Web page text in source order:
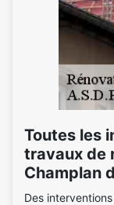
Toutes les
travaux de
Champlan
Des